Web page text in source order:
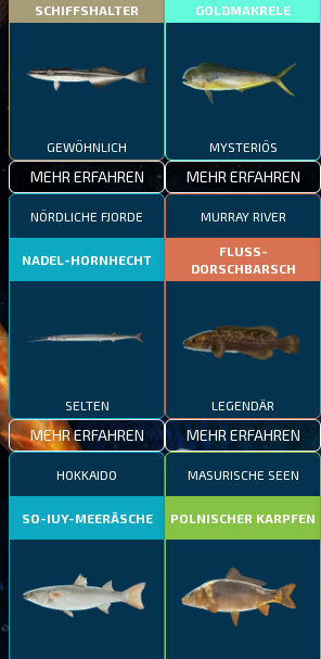
SCHIFFSHALTER
GEWÖHNLICH
MEHR ERFAHREN
GOLDMAKRELE
MYSTERIÖS
MEHR ERFAHREN
NÖRDLICHE FJORDE
NADEL-HORNHECHT
SELTEN
MEHR ERFAHREN
MURRAY RIVER
FLUSS-
DORSCHBARSCH
LEGENDÄR
MEHR ERFAHREN
HOKKAIDO
SO-IUY-MEERÄSCHE
MASURISCHE SEEN
POLNISCHER KARPFEN